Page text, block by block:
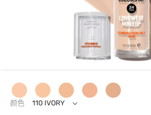
颜色 110 IVORY